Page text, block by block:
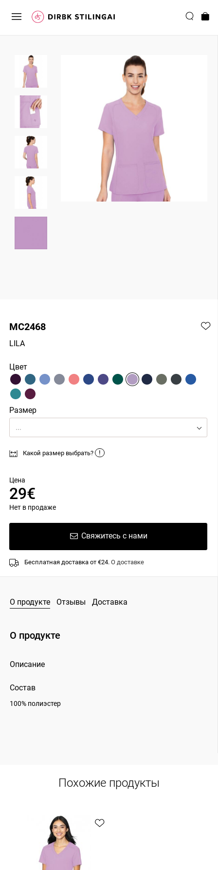
MC2468
LILA
Цвет
Размер
...
Какой размер выбрать? !
Цена
29€
Нет в продаже
Свяжитесь с нами
Бесплатная доставка от €24. О доставке
О продукте Отзывы Доставка
О продукте
Описание
Состав
100% полиэстер
Похожие продукты